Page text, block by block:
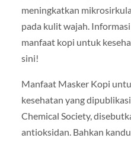
meningkatkan
pada kulit wajah.
manfaat kopi untuk
sini!
Manfaat Masker Kopi
kesehatan yang
Chemical Society,
antioksidan. Bahkan